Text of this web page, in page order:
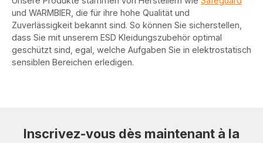
und WARMBIER, die für ihre hohe Qualität und
Zuverlässigkeit bekannt sind. So können Sie sicherstellen,
dass Sie mit unserem ESD Kleidungszubehör optimal
geschützt sind, egal, welche Aufgaben Sie in elektrostatisch
sensiblen Bereichen erledigen.
Inscrivez-vous dès maintenant à la